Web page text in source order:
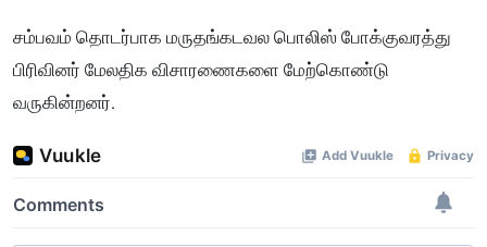
சம்பவம் தொடர்பாக மருதங்கடவல பொலிஸ் போக்குவரத்து
பிரிவினர் மேலதிக விசாரணைகளை மேற்கொண்டு
வருகின்றனர்.